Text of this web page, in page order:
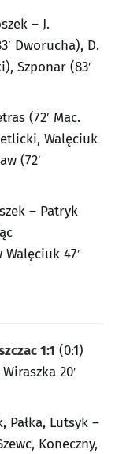
– J.
Dworucha), D.
Szponar (83′
(72′ Mac.
Walęciuk
(72′
– Patryk
Walęciuk 47′
1:1 (0:1)
20′
Pałka, Lutsyk –
Koneczny,